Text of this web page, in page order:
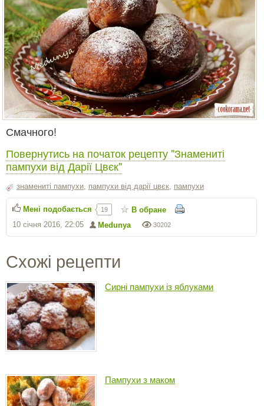
Смачного!
Повернутись на початок рецепту "Знамениті
пампухи від Дарії Цвєк"
знамениті пампухи пампухи від дарії цвєк пампухи
30202
Medunya
10 січня 2016, 22:05
Мені подобається 19 В обране
Схожі рецепти
Сирні пампухи із яблуками
Пампухи з маком